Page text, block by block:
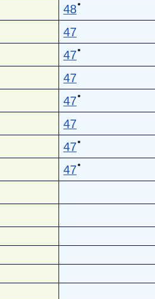
48●
47
47●
47
47●
47
47●
47●